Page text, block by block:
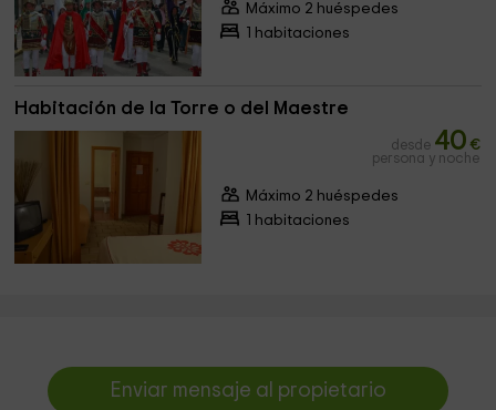
Máximo 2 huéspedes
1 habitaciones
Habitación de la Torre o del Maestre
desde 40 €
persona y noche
Máximo 2 huéspedes
1 habitaciones
Enviar mensaje al propietario